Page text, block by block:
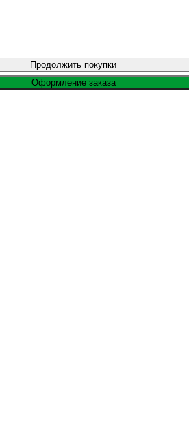
Продолжить покупки
Оформление заказа